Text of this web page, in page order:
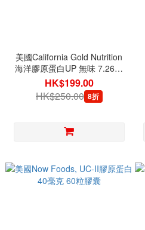
美國California Gold Nutrition
海洋膠原蛋白UP 無味 7.26盎
司 (206克)
HK$199.00
HK$250.00 8折